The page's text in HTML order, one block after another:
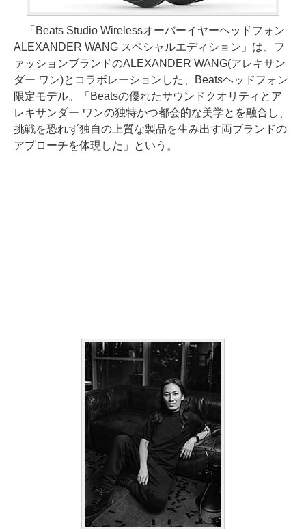
「Beats Studio Wirelessオーバーイヤーヘッドフォン
ALEXANDER WANG スペシャルエディション」は、フ
ァッションブランドのALEXANDER WANG(アレキサン
ダー ワン)とコラボレーションした、Beatsヘッドフォン
限定モデル。「Beatsの優れたサウンドクオリティとア
レキサンダー ワンの独特かつ都会的な美学とを融合し、
挑戦を恐れず独自の上質な製品を生み出す両ブランドの
アプローチを体現した」という。